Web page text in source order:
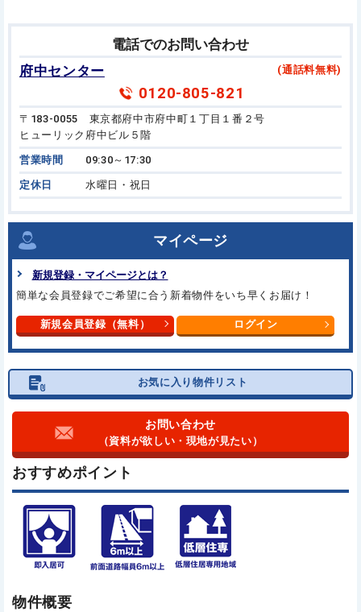
電話でのお問い合わせ
府中センター
(通話料無料)
0120-805-821
〒183-0055 東京都府中市府中町１丁目１番２号
ヒューリック府中ビル５階
営業時間 09:30～17:30
定休日 水曜日・祝日
マイページ
新規登録・マイページとは？
簡単な会員登録でご希望に合う 新着物件をいち早くお届け！
新規会員登録（無料） ログイン
お気に入り物件リスト
お問い合わせ
（資料が欲しい・現地が見たい）
おすすめポイント
物件概要